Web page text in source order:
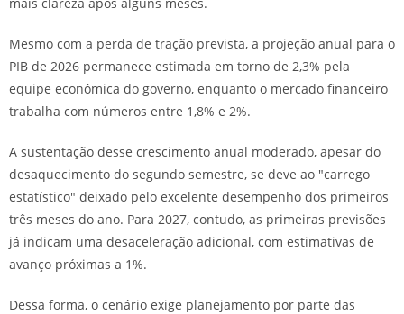
Mesmo com a perda de tração prevista, a projeção anual para o
PIB de 2026 permanece estimada em torno de 2,3% pela
equipe econômica do governo, enquanto o mercado financeiro
trabalha com números entre 1,8% e 2%.
A sustentação desse crescimento anual moderado, apesar do
desaquecimento do segundo semestre, se deve ao "carrego
estatístico" deixado pelo excelente desempenho dos primeiros
três meses do ano. Para 2027, contudo, as primeiras previsões
já indicam uma desaceleração adicional, com estimativas de
avanço próximas a 1%.
Dessa forma, o cenário exige planejamento por parte das